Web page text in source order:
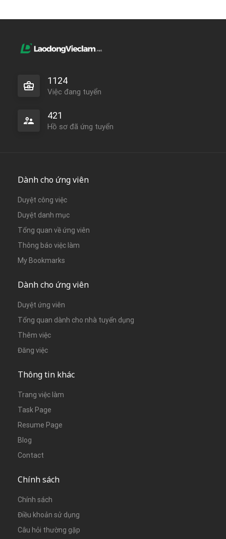
1124
Việc đang tuyển
421
Hồ sơ đã ứng tuyển
Dành cho ứng viên
Duyệt công việc
Duyệt danh mục
Tổng quan về ứng viên
Thông báo việc làm
My Bookmarks
Dành cho ứng viên
Duyệt ứng viên
Tổng quan dành cho nhà tuyển dụng
Thêm việc
Đăng việc
Thông tin khác
Trang việc làm
Task Page
Resume Page
Blog
Contact
Chính sách
Chính sách
Điều khoản sử dụng
Câu hỏi thường gặp